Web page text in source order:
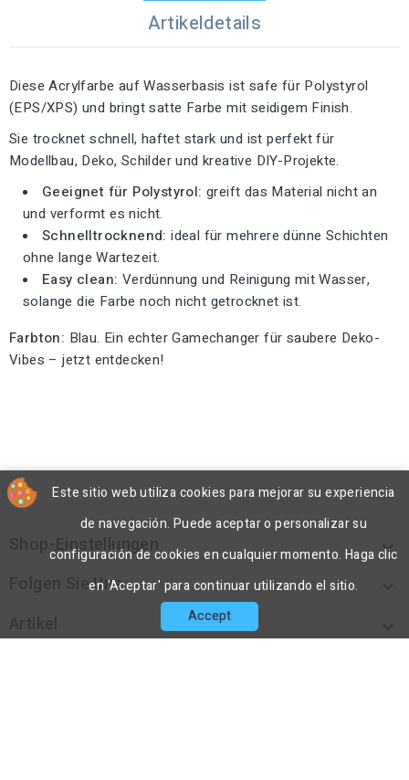
Artikeldetails
Diese Acrylfarbe auf Wasserbasis ist safe für Polystyrol
(EPS/XPS) und bringt satte Farbe mit seidigem Finish.
Sie trocknet schnell, haftet stark und ist perfekt für
Modellbau, Deko, Schilder und kreative DIY-Projekte.
Geeignet für Polystyrol: greift das Material nicht an
und verformt es nicht.
Schnelltrocknend: ideal für mehrere dünne Schichten
ohne lange Wartezeit.
Easy clean: Verdünnung und Reinigung mit Wasser,
solange die Farbe noch nicht getrocknet ist.
Farbton: Blau. Ein echter Gamechanger für saubere Deko-
Vibes – jetzt entdecken!
Shop-Einstellungen 
Folgen Sie Uns 
Artikel 
Este sitio web utiliza cookies para mejorar su experiencia
de navegación. Puede aceptar o personalizar su
configuración de cookies en cualquier momento. Haga clic
en 'Aceptar' para continuar utilizando el sitio.
Accept